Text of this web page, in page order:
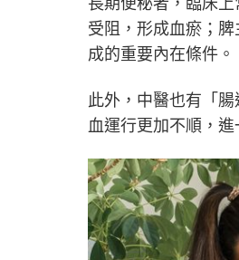
受阻，形成血瘀；
成的重要內在條件。
此外，中醫也有「
血運行更加不順，